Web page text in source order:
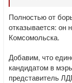
Полностью от
отказывается: он
Комсомольска.
Добавим, что
кандидатом в
представитель